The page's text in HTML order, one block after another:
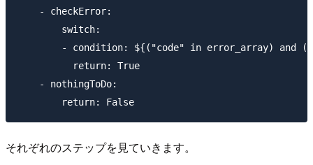
    - checkError:
        switch:
- condition: ${("code" in error_array) and
          return: True
    - nothingToDo:
それぞれのステップを見ていきます。